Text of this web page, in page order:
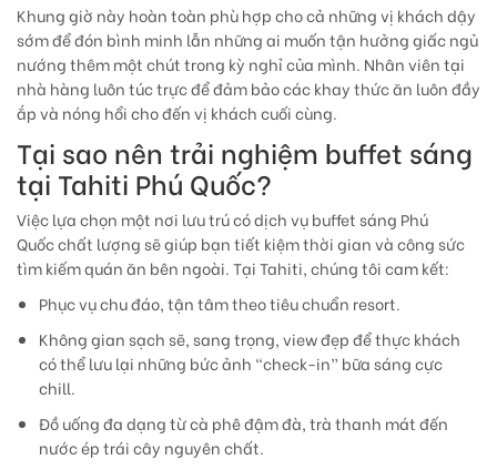
Khung giờ này hoàn toàn phù hợp cho cả những vị khách dậy
sớm để đón bình minh lẫn những ai muốn tận hưởng giấc ngủ
nướng thêm một chút trong kỳ nghỉ của mình. Nhân viên tại
nhà hàng luôn túc trực để đảm bảo các khay thức ăn luôn đầy
ắp và nóng hổi cho đến vị khách cuối cùng.
Tại sao nên trải nghiệm buffet sáng
tại Tahiti Phú Quốc?
Việc lựa chọn một nơi lưu trú có dịch vụbuffet sáng Phú
Quốcchất lượng sẽ giúp bạn tiết kiệm thời gian và công sức
tìm kiếm quán ăn bên ngoài. Tại Tahiti, chúng tôi cam kết:
Phục vụ chu đáo, tận tâm theo tiêu chuẩn resort.
Không gian sạch sẽ, sang trọng, view đẹp để thực khách
có thể lưu lại những bức ảnh “check-in” bữa sáng cực
chill.
Đồ uống đa dạng từ cà phê đậm đà, trà thanh mát đến
nước ép trái cây nguyên chất.